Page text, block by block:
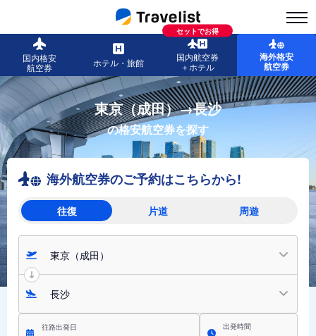
国内格安
航空券
ホテル・旅館
セットでお得
国内航空券
＋ホテル
海外格安
航空券
東京（成田）→長沙
の格安航空券を探す
海外航空券のご予約はこちらから!
往復 片道 周遊
東京（成田）
長沙
往路出発日 出発時間